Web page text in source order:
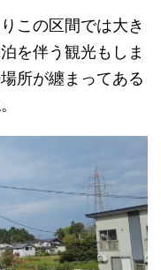
この区間では大き
を伴う観光もしま
所が纏まってある